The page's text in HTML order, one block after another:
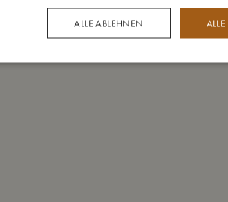
ALLE ABLEHNEN